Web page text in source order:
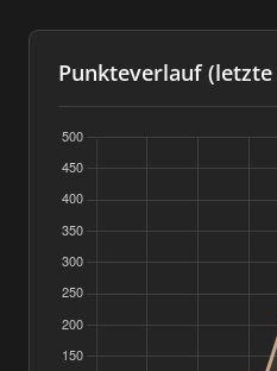
Punkteverlauf (letzte